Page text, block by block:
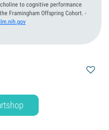
to cognitive performance
Framingham Offspring Cohort. -